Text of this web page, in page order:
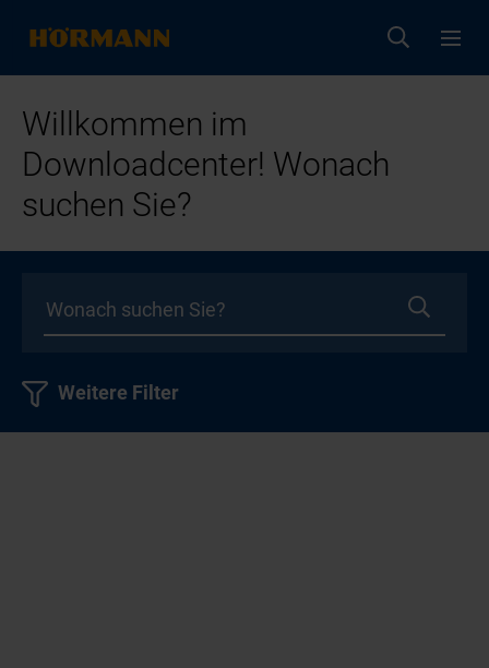
Willkommen im
Downloadcenter! Wonach
suchen Sie?
Weitere Filter